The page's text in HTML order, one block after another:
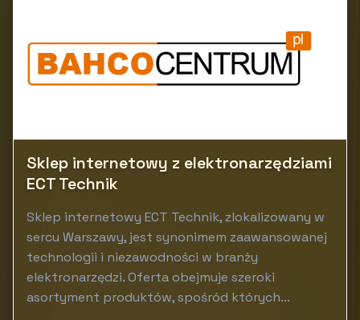
Sklep internetowy z elektronarzędziami
ECT Technik
Sklep internetowy ECT Technik, zlokalizowany w
sercu Warszawy, jest synonimem zaawansowanej
technologii i niezawodności w branży
elektronarzędzi. Oferta obejmuje szeroki
asortyment produktów, spośród których...